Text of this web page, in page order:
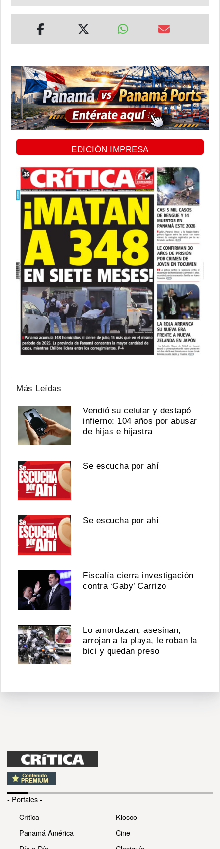
EDICIÓN IMPRESA
Más Leídas
Vendió su celular y destapó
infierno: 104 años por abusar
de hijas e hijastra
Se escucha por ahí
Se escucha por ahí
Fiscalía cierra investigación
contra ‘Gaby’ Carrizo
Lo amordazan, asesinan,
arrojan a la playa, le roban la
bici y quedan preso
- Portales -
Crítica
Panamá América
Kiosco
Cine